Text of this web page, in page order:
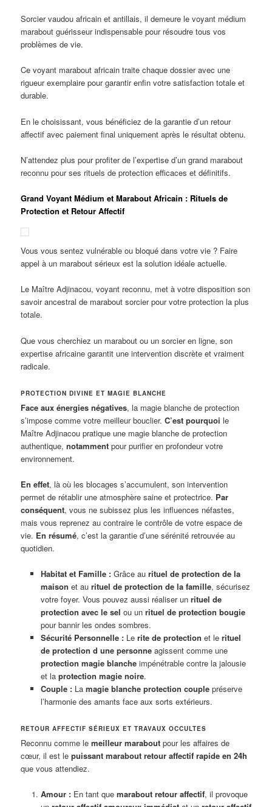
Sorcier vaudou africain et antillais, il demeure le voyant médium
marabout guérisseur indispensable pour résoudre tous vos
problèmes de vie.
Ce voyant marabout africain traite chaque dossier avec une
rigueur exemplaire pour garantir enfin votre satisfaction totale et
durable.
En le choisissant, vous bénéficiez de la garantie d’un retour
affectif avec paiement final uniquement après le résultat obtenu.
N’attendez plus pour profiter de l’expertise d’un grand marabout
reconnu pour ses rituels de protection efficaces et définitifs.
Grand Voyant Médium et Marabout Africain : Rituels de
Protection et Retour Affectif
Vous vous sentez vulnérable ou bloqué dans votre vie ? Faire
appel à un marabout sérieux est la solution idéale actuelle.
Le Maître Adjinacou, voyant reconnu, met à votre disposition son
savoir ancestral de marabout sorcier pour votre protection la plus
totale.
Que vous cherchiez un marabout ou un sorcier en ligne, son
expertise africaine garantit une intervention discrète et vraiment
radicale.
PROTECTION DIVINE ET MAGIE BLANCHE
Face aux énergies négatives, la magie blanche de protection
s’impose comme votre meilleur bouclier.C’est pourquoi le
Maître Adjinacou pratique une magie blanche de protection
authentique,notamment pour purifier en profondeur votre
environnement.
En effet, là où les blocages s’accumulent, son intervention
permet de rétablir une atmosphère saine et protectrice. Par
conséquent, vous ne subissez plus les influences néfastes,
mais vous reprenez au contraire le contrôle de votre espace de
vie. En résumé, c’est la garantie d’une sérénité retrouvée au
quotidien.
Habitat et Famille :Grâce au rituel de protection de la
maison et au rituel de protection de la famille, sécurisez
votre foyer. Vous pouvez aussi réaliser un rituel de
protection avec le sel ou un rituel de protection bougie
pour bannir les ondes sombres.
Sécurité Personnelle :Le rite de protection et le rituel
de protection d une personneagissent comme une
protection magie blancheimpénétrable contre la jalousie
et la protection magie noire.
Couple :La magie blanche protection couplepréserve
l’harmonie des amants face aux sorts extérieurs.
RETOUR AFFECTIF SÉRIEUX ET TRAVAUX OCCULTES
Reconnu comme lemeilleur marabout pour les affaires de
cœur, il est lepuissant marabout retour affectif rapide en 24h
que vous attendiez.
Amour :En tant que marabout retour affectif, il provoque